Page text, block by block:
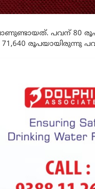
പവന് 80
രൂപയായിരുന്നു